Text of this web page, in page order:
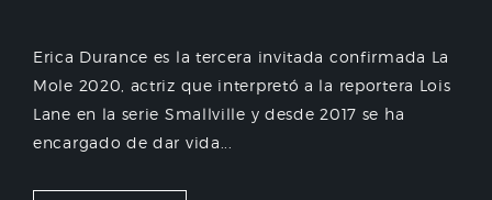
Erica Durance es la tercera invitada confirmada La
Mole 2020, actriz que interpretó a la reportera Lois
Lane en la serie Smallville y desde 2017 se ha
encargado de dar vida...